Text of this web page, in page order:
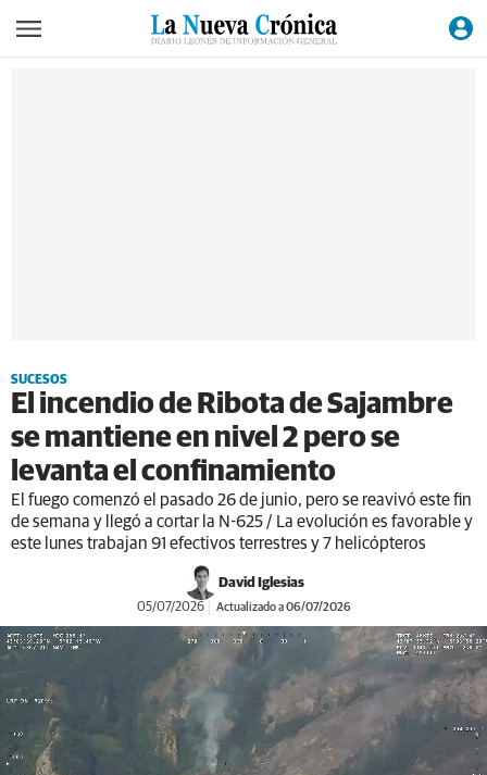
SUCESOS
El incendio de Ribota de Sajambre
se mantiene en nivel 2 pero se
levanta el confinamiento
El fuego comenzó el pasado 26 de junio, pero se reavivó este fin
de semana y llegó a cortar la N-625 / La evolución es favorable y
este lunes trabajan 91 efectivos terrestres y 7 helicópteros
David Iglesias
05/07/2026 Actualizado a 06/07/2026